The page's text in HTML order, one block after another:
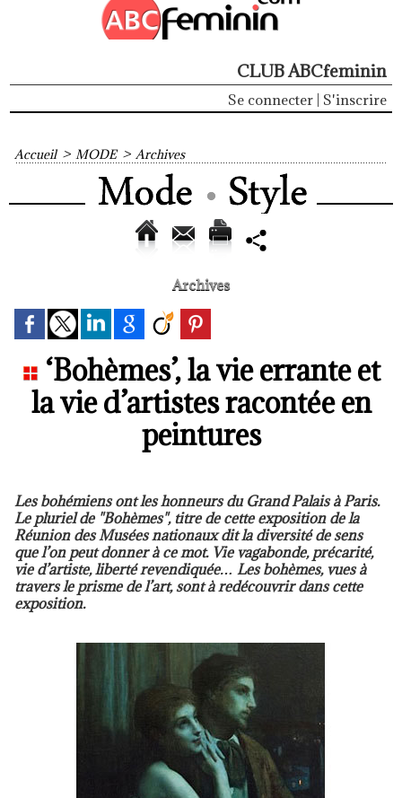
CLUB ABCfeminin
Se connecter S'inscrire
Accueil > MODE > Archives
Archives
‘Bohèmes’, la vie errante et
la vie d’artistes racontée en
peintures
Les bohémiens ont les honneurs du Grand Palais à Paris.
Le pluriel de "Bohèmes", titre de cette exposition de la
Réunion des Musées nationaux dit la diversité de sens
que l’on peut donner à ce mot. Vie vagabonde, précarité,
vie d’artiste, liberté revendiquée… Les bohèmes, vues à
travers le prisme de l’art, sont à redécouvrir dans cette
exposition.